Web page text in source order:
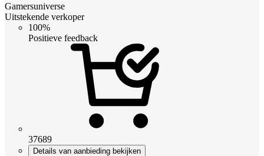
Gamersuniverse
Uitstekende verkoper
100%
Positieve feedback
37689
Details van aanbieding bekijken